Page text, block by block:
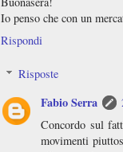
Io penso che con un
Rispondi
Risposte
Fabio Serra
Concordo sul
movimenti